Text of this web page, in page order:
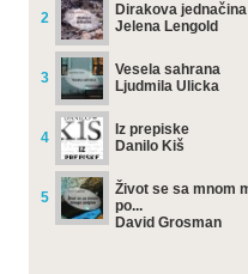
2
Dirakova jednačina
Jelena Lengold
3
Vesela sahrana
Ljudmila Ulicka
4
Iz prepiske
Danilo Kiš
5
Život se sa mnom
po...
David Grosman